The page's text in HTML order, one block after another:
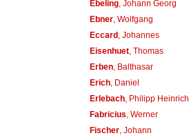
Ebeling, Johann Georg
Ebner, Wolfgang
Eccard, Johannes
Eisenhuet, Thomas
Erben, Balthasar
Erich, Daniel
Erlebach, Philipp Heinrich
Fabricius , Werner
Fischer, Johann